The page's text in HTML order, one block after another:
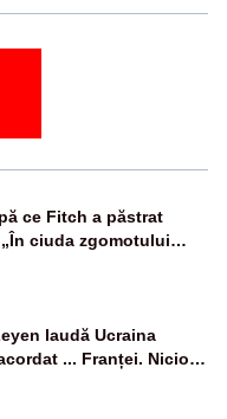
ce Fitch a păstrat
ciuda zgomotului
laudă Ucraina
... Franței. Nicio
energetic promis